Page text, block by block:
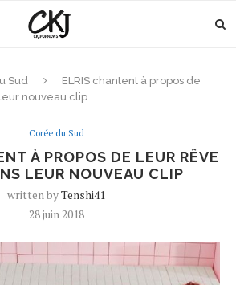
Sud
ELRIS chantent à propos de
nouveau clip
Corée du Sud
À PROPOS DE LEUR RÊVE
LEUR NOUVEAU CLIP
written byTenshi41
28 juin 2018